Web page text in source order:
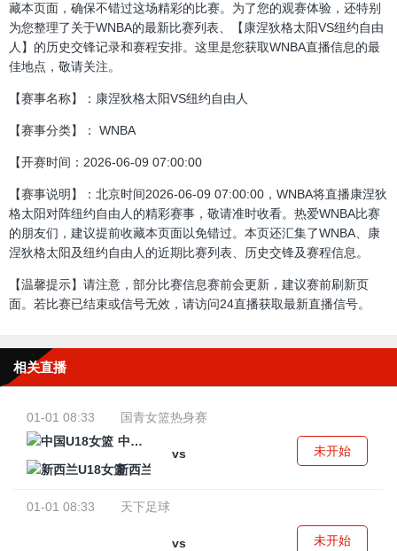
藏本页面，确保不错过这场精彩的比赛。为了您的观赛体验，还特别
为您整理了关于WNBA的最新比赛列表、【康涅狄格太阳VS纽约自由
人】的历史交锋记录和赛程安排。这里是您获取WNBA直播信息的最
佳地点，敬请关注。
【赛事名称】：康涅狄格太阳VS纽约自由人
【赛事分类】： WNBA
【开赛时间：2026-06-09 07:00:00
【赛事说明】：北京时间2026-06-09 07:00:00，WNBA将直播康涅狄
格太阳对阵纽约自由人的精彩赛事，敬请准时收看。热爱WNBA比赛
的朋友们，建议提前收藏本页面以免错过。本页还汇集了WNBA、康
涅狄格太阳及纽约自由人的近期比赛列表、历史交锋及赛程信息。
【温馨提示】请注意，部分比赛信息赛前会更新，建议赛前刷新页
面。若比赛已结束或信号无效，请访问24直播获取最新直播信号。
相关直播
01-01 08:33
国青女篮热身赛
中国U18女篮
vs
新西兰U18女篮
未开始
01-01 08:33 天下足球
vs 未开始